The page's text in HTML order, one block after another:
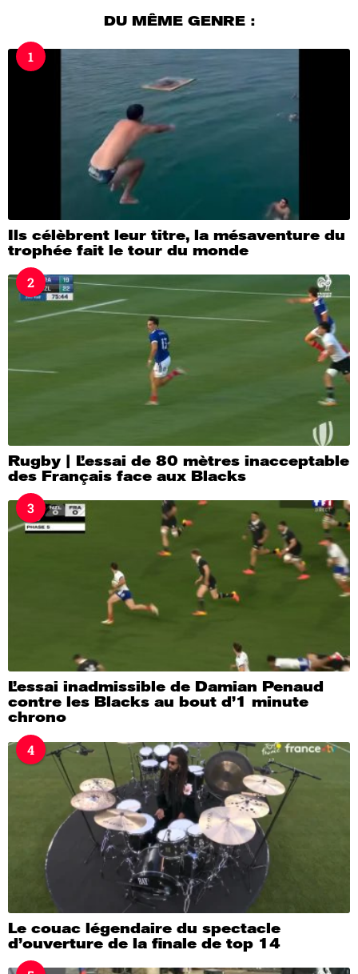
a
DU MÊME GENRE :
1
Ils célèbrent leur titre, la mésaventure du
trophée fait le tour du monde
2
Rugby | L’essai de 80 mètres inacceptable
des Français face aux Blacks
3
L’essai inadmissible de Damian Penaud
contre les Blacks au bout d’1 minute
chrono
4
Le couac légendaire du spectacle
d’ouverture de la finale de top 14